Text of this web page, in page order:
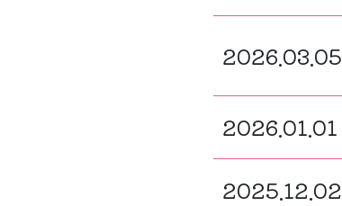
2026.03.05
2026.01.01
2025.12.02